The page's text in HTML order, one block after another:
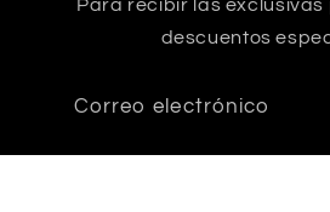
Para recibir las exclusivas
descuentos
Correo electrónico